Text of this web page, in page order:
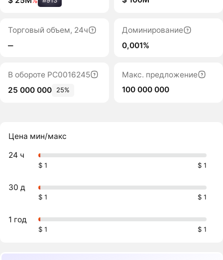
Торговый объем, 24ч
‒
Доминирование
0,001%
В обороте PC0016245
25 000 000
25%
Макс. предложение
100 000 000
Цена мин/макс
24 ч
$ 1 $ 1
30 д
$ 1 $ 1
1 год
$ 1 $ 1